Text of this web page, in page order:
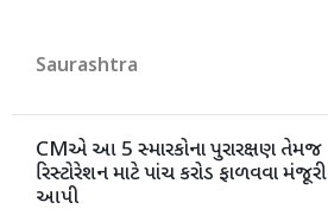
Saurashtra
CMએ આ 5 સ્મારકોના પુરારક્ષણ તેમજ
રિસ્ટોરેશન માટે પાંચ કરોડ ફાળવવા મંજૂરી
આપી